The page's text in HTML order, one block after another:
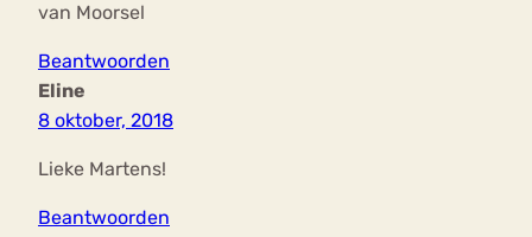
van Moorsel
Beantwoorden
Eline
8 oktober, 2018
Lieke Martens!
Beantwoorden